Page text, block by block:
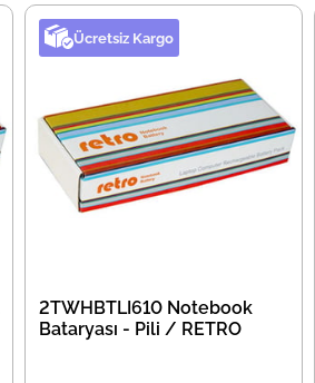
Ücretsiz Kargo
2TWHBTLI610 Notebook
Bataryası - Pili / RETRO